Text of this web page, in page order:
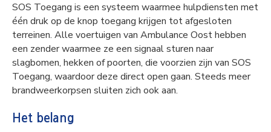
SOS Toegang is een systeem waarmee hulpdiensten met
één druk op de knop toegang krijgen tot afgesloten
terreinen. Alle voertuigen van Ambulance Oost hebben
een zender waarmee ze een signaal sturen naar
slagbomen, hekken of poorten, die voorzien zijn van SOS
Toegang, waardoor deze direct open gaan. Steeds meer
brandweerkorpsen sluiten zich ook aan.
Het belang